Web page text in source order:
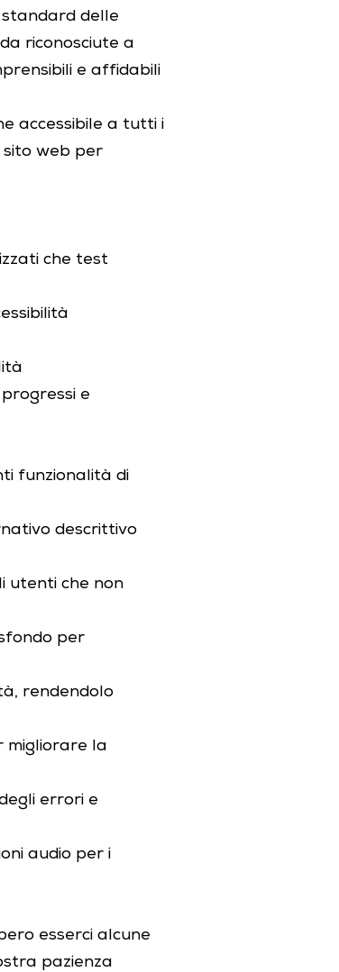
delle
riconosciute a
e affidabili
accessibile a tutti i
sito web per
che test
e
funzionalità di
descrittivo
utenti che non
per
rendendolo
migliorare la
errori e
audio per i
esserci alcune
pazienza